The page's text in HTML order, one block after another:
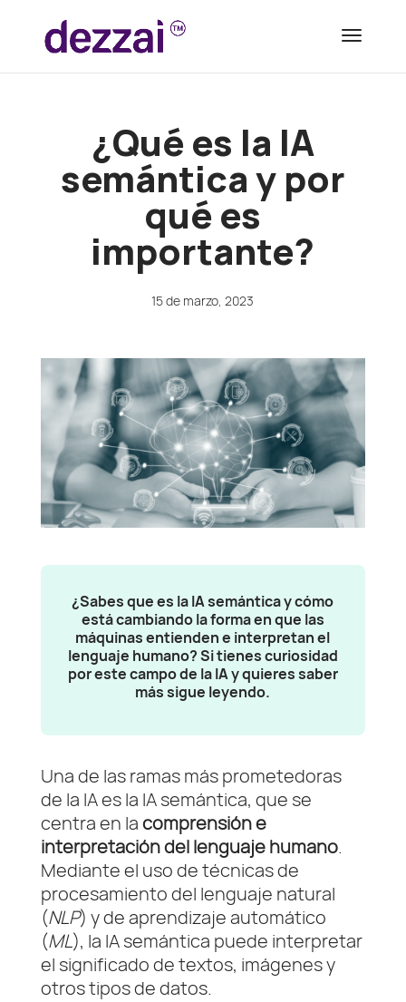
¿Qué es la IA
semántica y por
qué es
importante?
15 de marzo, 2023
¿Sabes que es la IA semántica y cómo
está cambiando la forma en que las
máquinas entienden e interpretan el
lenguaje humano? Si tienes curiosidad
por este campo de la IA y quieres saber
más sigue leyendo.
Una de las ramas más prometedoras
de la IA es la IA semántica, que se
centra en lacomprensión e
interpretación del lenguaje humano.
Mediante el uso de técnicas de
procesamiento del lenguaje natural
(NLP) y de aprendizaje automático
(ML), la IA semántica puede interpretar
el significado de textos, imágenes y
otros tipos de datos.